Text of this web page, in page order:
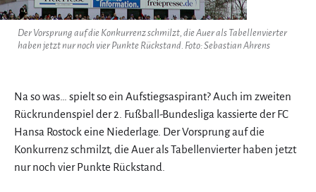
Der Vorsprung auf die Konkurrenz schmilzt, die Auer als Tabellenvierter
haben jetzt nur noch vier Punkte Rückstand. Foto: Sebastian Ahrens
Na so was… spielt so ein Aufstiegsaspirant? Auch im zweiten
Rückrundenspiel der 2. Fußball-Bundesliga kassierte der FC
Hansa Rostock eine Niederlage. Der Vorsprung auf die
Konkurrenz schmilzt, die Auer als Tabellenvierter haben jetzt
nur noch vier Punkte Rückstand.